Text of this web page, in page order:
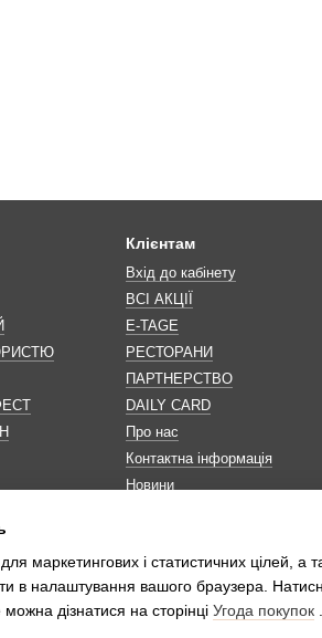
Клієнтам
Вхід до кабінету
ВСІ АКЦІЇ
E-TAGE
РЕСТОРАНИ
ПАРТНЕРСТВО
DAILY CARD
Про нас
Контактна інформація
Новини
маркетингових і статистичних цілей, а
в налаштування вашого браузера.
дізнатися на сторінці Угода покупок